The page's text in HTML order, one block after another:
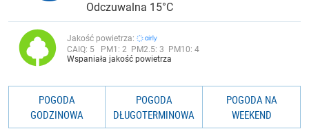
Odczuwalna 15°C
Jakość powietrza:
CAIQ: 5 PM1: 2 PM2.5: 3 PM10: 4
Wspaniała jakość powietrza
POGODA
GODZINOWA
POGODA
DŁUGOTERMINOWA
POGODA NA
WEEKEND